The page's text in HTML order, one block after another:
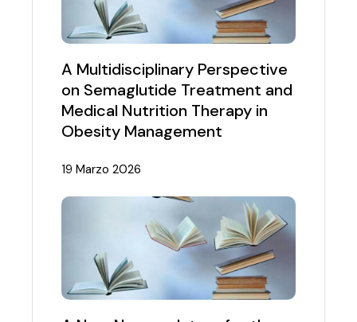
A Multidisciplinary Perspective
on Semaglutide Treatment and
Medical Nutrition Therapy in
Obesity Management
19 Marzo 2026